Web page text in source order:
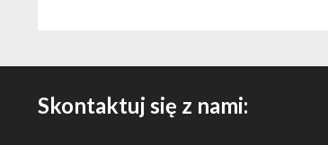
Skontaktuj się z nami: